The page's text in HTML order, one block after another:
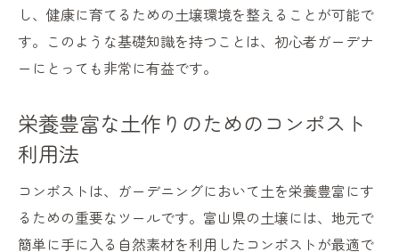
富山県の自然を活かした持続可能なガーデ
ニング
富山県の土から始まる緑豊かなガーデニングラ
ガーデニングを始めるための最初のステッ
豊かな自然と共に育つ植物の魅力
富山県の土を最大限に活かしたガーデンデ
ザイン
し、健康に育てるための土壌環境を整えることが可能で
す。このような基礎知識を持つことは、初心者ガーデナ
ーにとっても非常に有益です。
栄養豊富な土作りのためのコンポスト
利用法
コンポストは、ガーデニングにおいて土を栄養豊富にす
るための重要なツールです。富山県の土壌には、地元で
簡単に手に入る自然素材を利用したコンポストが最適で